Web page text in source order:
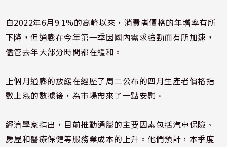
自2022年6月9.1%的高峰以來，消費者價格的年增率有所
下降，但通膨在今年第一季因國內需求強勁而有所加速，
儘管去年大部分時間都在緩和。
上個月通膨的放緩在經歷了周二公布的四月生產者價格指
數上漲的數據後，為市場帶來了一點安慰。
經濟學家指出，目前推動通膨的主要因素包括汽車保險、
房屋和醫療保健等服務業成本的上升。他們預計，本季度